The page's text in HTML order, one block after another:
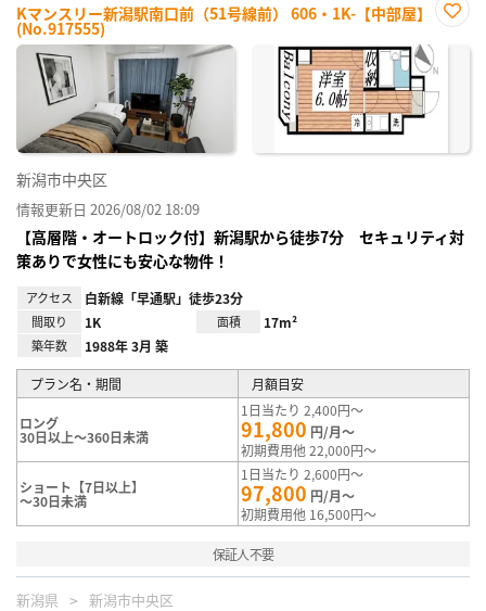
Kマンスリー新潟駅南口前（51号線前） 606・1K-【中部屋】
(No.917555)
に入
り登
録
新潟市中央区
情報更新日 2026/08/02 18:09
【高層階・オートロック付】新潟駅から徒歩7分 セキュリティ対
策ありで女性にも安心な物件！
アクセス 白新線「早通駅」徒歩23分
間取り 1K 面積 17m²
築年数 1988年 3月 築
プラン名・期間 月額目安
ロング
30日以上～360日未満
1日当たり 2,400円～
91,800 円/月～
初期費用他 22,000円～
ショート【7日以上】
～30日未満
1日当たり 2,600円～
97,800 円/月～
初期費用他 16,500円～
保証人不要
新潟県 新潟市中央区